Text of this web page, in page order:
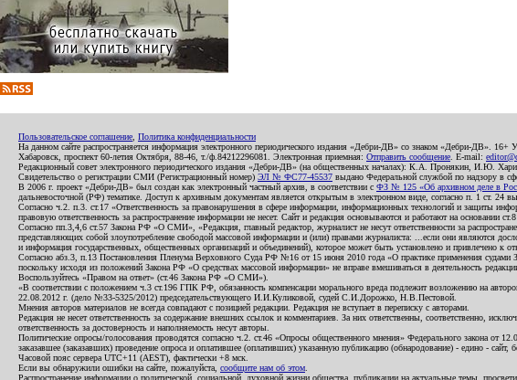
Пользовательское соглашение Политика конфиденциальности
На данном сайте распространяется информация электронного периодического издания «Дебри-ДВ» со знаком «Дебри-ДВ».
Хабаровск, проспект 60-летия Октября, 88-46, т./ф.84212296081. Электронная приемная: Отправить сообщение . E-mail:
Редакционный совет электронного периодического издания «Дебри-ДВ» (на общественных началах): К.А.
Свидетельство о регистрации СМИ (Регистрационный номер) ЭЛ № ФС77-45537 выдано Федеральной службой по надзору в
В 2006 г. проект «Дебри-ДВ» был создан как электронный частный архив, в соответствии с ФЗ № 125 «Об архивном деле в
дальневосточной (РФ) тематике. Доступ к архивным документам является открытым в электронном виде, согласно п. 1 ст. 24
Согласно ч.2. п.3. ст.17 «Ответственность за правонарушения в сфере информации, информационных технологий и защиты
правовую ответственность за распространение информации не несет. Сайт и редакция основываются и работают на основании
Согласно пп.3,4,6 ст.57 Закона РФ «О СМИ», «Редакция, главный редактор, журналист не несут ответственности за
представляющих собой злоупотребление свободой массовой информации и (или) правами журналиста: ...если они являются
и информация государственных, общественных организаций и объединений), которое может быть установлено и привлечено к
Согласно абз.3, п.13 Постановления Пленума Верховного Суда РФ №16 от 15 июня 2010 года «О практике применения судами
поскольку исходя из положений Закона РФ «О средствах массовой информации» не вправе вмешиваться в деятельность
Воспользуйтесь «Правом на ответ» (ст.46 Закона РФ «О СМИ»).
«В соответствии с положением ч.3 ст.196 ГПК РФ, обязанность компенсации морального вреда подлежит возложению на
22.08.2012 г. (дело №33-5325/2012) председательствующего И.И.Куликовой, судей С.И.Дорожко, Н.В.Пестовой.
Мнения авторов материалов не всегда совпадают с позицией редакции. Редакция не вступает в переписку с авторами.
Редакция не несет ответственность за содержание внешних ссылок и комментариев. За них ответственны, соответственно,
ответственность за достоверность и наполняемость несут авторы.
Политические опросы/голосования проводятся согласно ч.2. ст.46 «Опросы общественного мнения» Федерального закона от
заказавшее (заказавших) проведение опроса и оплатившее (оплативших) указанную публикацию (обнародование) - едино - сайт,
Часовой пояс сервера UTC+11 (AEST), фактически +8 мск.
Если вы обнаружили ошибки на сайте, пожалуйста, сообщите нам об этом
Распространение информации о политической, социальной, духовной жизни общества, публикации на актуальные темы,